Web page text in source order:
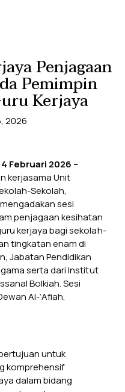
Penjagaan
Pemimpin
Kerjaya
2026
Februari 2026 –
kerjasama Unit
Sekolah,
sesi
penjagaan kesihatan
kerjaya bagi sekolah-
tingkatan enam di
Jabatan Pendidikan
serta dari Institut
Bolkiah. Sesi
Al-‘Afiah,
untuk
komprehensif
dalam bidang